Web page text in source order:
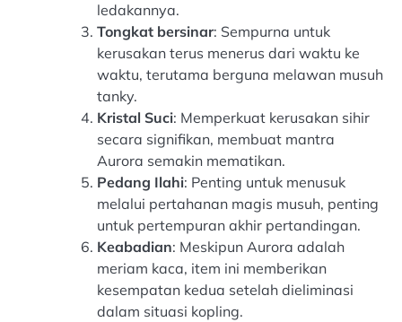
ledakannya.
Tongkat bersinar: Sempurna untuk
kerusakan terus menerus dari waktu ke
waktu, terutama berguna melawan musuh
tanky.
Kristal Suci: Memperkuat kerusakan sihir
secara signifikan, membuat mantra
Aurora semakin mematikan.
Pedang Ilahi: Penting untuk menusuk
melalui pertahanan magis musuh, penting
untuk pertempuran akhir pertandingan.
Keabadian: Meskipun Aurora adalah
meriam kaca, item ini memberikan
kesempatan kedua setelah dieliminasi
dalam situasi kopling.